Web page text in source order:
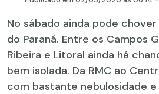
No sábado ainda pode
do Paraná. Entre os Campos
Ribeira e Litoral ainda há
bem isolada. Da RMC ao
com bastante nebulosidade